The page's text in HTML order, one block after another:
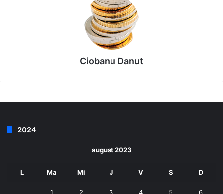
Ciobanu Danut
2024
august 2023
L Ma Mi J V S D
1 2 3 4 5 6